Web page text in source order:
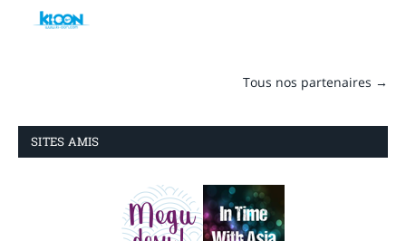
Tous nos partenaires →
SITES AMIS